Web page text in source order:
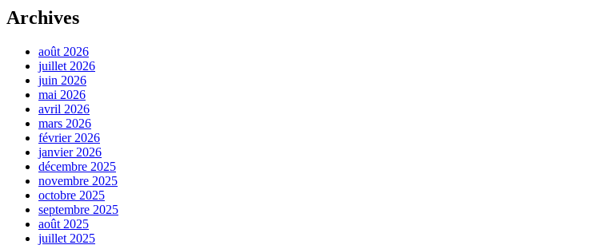
Archives
août 2026
juillet 2026
juin 2026
mai 2026
avril 2026
mars 2026
février 2026
janvier 2026
décembre 2025
novembre 2025
octobre 2025
septembre 2025
août 2025
juillet 2025